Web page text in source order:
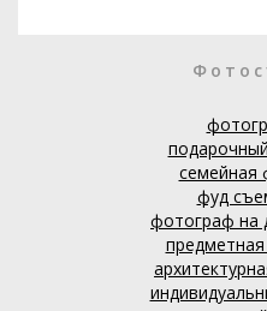
семейная
фуд
фотограф на